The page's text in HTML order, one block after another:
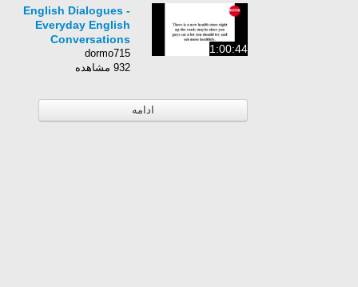
1:00:44
English Dialogues -
Everyday English
Conversations
dormo715
932 مشاهده
ادامه